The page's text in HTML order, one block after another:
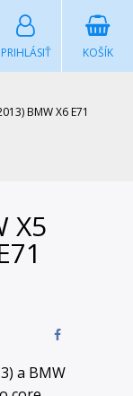
KOŠÍK
PRIHLÁSIŤ
BMW X6 E71
X5
a BMW